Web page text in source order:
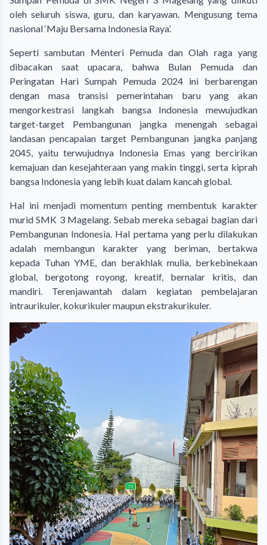
oleh seluruh siswa, guru, dan karyawan. Mengusung tema
nasional ‘Maju Bersama Indonesia Raya’.
Seperti sambutan Menteri Pemuda dan Olah raga yang
dibacakan saat upacara, bahwa Bulan Pemuda dan
Peringatan Hari Sumpah Pemuda 2024 ini berbarengan
dengan masa transisi pemerintahan baru yang akan
mengorkestrasi langkah bangsa Indonesia mewujudkan
target-target Pembangunan jangka menengah sebagai
landasan pencapaian target Pembangunan jangka panjang
2045, yaitu terwujudnya Indonesia Emas yang bercirikan
kemajuan dan kesejahteraan yang makin tinggi, serta kiprah
bangsa Indonesia yang lebih kuat dalam kancah global.
Hal ini menjadi momentum penting membentuk karakter
murid SMK 3 Magelang. Sebab mereka sebagai bagian dari
Pembangunan Indonesia. Hal pertama yang perlu dilakukan
adalah membangun karakter yang beriman, bertakwa
kepada Tuhan YME, dan berakhlak mulia, berkebinekaan
global, bergotong royong, kreatif, bernalar kritis, dan
mandiri. Terenjawantah dalam kegiatan pembelajaran
intraurikuler, kokurikuler maupun ekstrakurikuler.